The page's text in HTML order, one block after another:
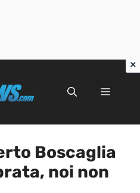
Menu
Boscaglia
noi non